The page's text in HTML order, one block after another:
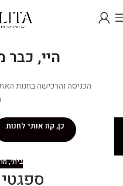
היי, כבר
כן, קח אותי לחנות
ביתי,